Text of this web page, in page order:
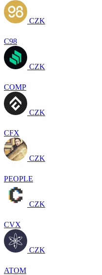
CZK
C98
CZK
COMP
CZK
CFX
CZK
PEOPLE
CZK
CVX
CZK
ATOM